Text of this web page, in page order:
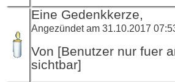
Eine Gedenkkerze,
Angezündet am 31.10.2017
Von [Benutzer nur fuer
sichtbar]